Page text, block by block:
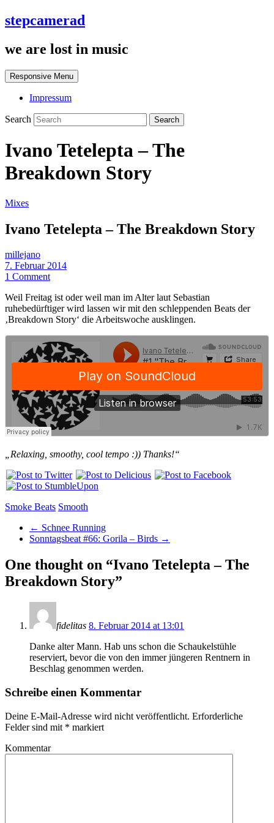
stepcamerad
we are lost in music
Responsive Menu
Impressum
Search
Ivano Tetelepta – The
Breakdown Story
Mixes
Ivano Tetelepta – The Breakdown Story
millejano
7. Februar 2014
1 Comment
Weil Freitag ist oder weil man im Alter laut Sebastian
ruhebedürftiger wird lassen wir mit den schleppenden Beats der
‚Breakdown Story‘ die Arbeitswoche ausklingen.
„Relaxing, smoothy, cool tempo :)) Thanks!“
Smoke Beats Smooth
← Schnee Running
Sonntagsbeat #66: Gorila – Birds →
One thought on “Ivano Tetelepta – The
Breakdown Story”
fidelitas 8. Februar 2014 at 13:01
Danke alter Mann. Hab uns schon die Schaukelstühle
reserviert, bevor die von den immer jüngeren Rentnern in
Beschlag genommen werden.
Schreibe einen Kommentar
Deine E-Mail-Adresse wird nicht veröffentlicht. Erforderliche
Felder sind mit * markiert
Kommentar